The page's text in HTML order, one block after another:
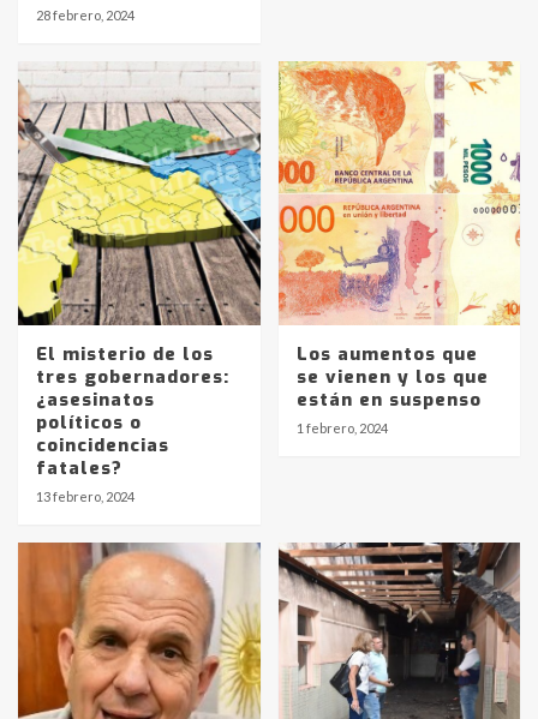
28 febrero, 2024
El misterio de los
tres gobernadores:
¿asesinatos
políticos o
coincidencias
fatales?
13 febrero, 2024
Los aumentos que
se vienen y los que
están en suspenso
1 febrero, 2024
en la mañana del lunes
4
Accidente en Ruta 5: falleció un
joven de Trenque Lauquen